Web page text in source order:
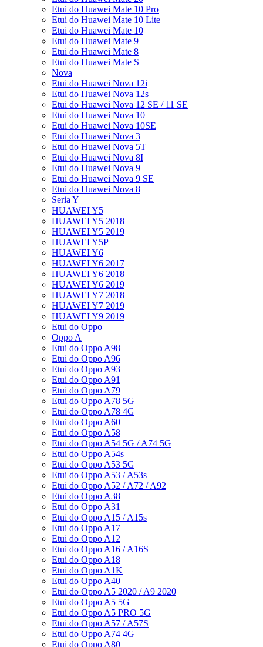
Etui do Huawei Mate 10 Pro
Etui do Huawei Mate 10 Lite
Etui do Huawei Mate 10
Etui do Huawei Mate 9
Etui do Huawei Mate 8
Etui do Huawei Mate S
Nova
Etui do Huawei Nova 12i
Etui do Huawei Nova 12s
Etui do Huawei Nova 12 SE / 11 SE
Etui do Huawei Nova 10
Etui do Huawei Nova 10SE
Etui do Huawei Nova 3
Etui do Huawei Nova 5T
Etui do Huawei Nova 8I
Etui do Huawei Nova 9
Etui do Huawei Nova 9 SE
Etui do Huawei Nova 8
Seria Y
HUAWEI Y5
HUAWEI Y5 2018
HUAWEI Y5 2019
HUAWEI Y5P
HUAWEI Y6
HUAWEI Y6 2017
HUAWEI Y6 2018
HUAWEI Y6 2019
HUAWEI Y7 2018
HUAWEI Y7 2019
HUAWEI Y9 2019
Etui do Oppo
Oppo A
Etui do Oppo A98
Etui do Oppo A96
Etui do Oppo A93
Etui do Oppo A91
Etui do Oppo A79
Etui do Oppo A78 5G
Etui do Oppo A78 4G
Etui do Oppo A60
Etui do Oppo A58
Etui do Oppo A54 5G / A74 5G
Etui do Oppo A54s
Etui do Oppo A53 5G
Etui do Oppo A53 / A53s
Etui do Oppo A52 / A72 / A92
Etui do Oppo A38
Etui do Oppo A31
Etui do Oppo A15 / A15s
Etui do Oppo A17
Etui do Oppo A12
Etui do Oppo A16 / A16S
Etui do Oppo A18
Etui do Oppo A1K
Etui do Oppo A40
Etui do Oppo A5 2020 / A9 2020
Etui do Oppo A5 5G
Etui do Oppo A5 PRO 5G
Etui do Oppo A57 / A57S
Etui do Oppo A74 4G
Etui do Oppo A80